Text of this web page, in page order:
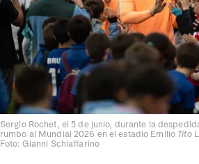
Sergio Rochet, el 5 de junio, durante la
rumbo al Mundial 2026 en el estadio Emilio Tito
Foto: Gianni Schiaffarino